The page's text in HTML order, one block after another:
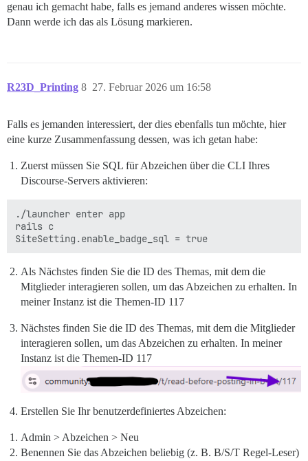
genau ich gemacht habe, falls es jemand anderes wissen möchte.
Dann werde ich das als Lösung markieren.
R23D_Printing 27. Februar 2026 um 16:58
8
Falls es jemanden interessiert, der dies ebenfalls tun möchte, hier
eine kurze Zusammenfassung dessen, was ich getan habe:
Zuerst müssen Sie SQL für Abzeichen über die CLI Ihres
Discourse-Servers aktivieren:
./launcher enter app
rails c
Als Nächstes finden Sie die ID des Themas, mit dem die
Mitglieder interagieren sollen, um das Abzeichen zu erhalten. In
meiner Instanz ist die Themen-ID 117
Nächstes finden Sie die ID des Themas, mit dem die Mitglieder
interagieren sollen, um das Abzeichen zu erhalten. In meiner
Instanz ist die Themen-ID 117
Erstellen Sie Ihr benutzerdefiniertes Abzeichen:
Admin > Abzeichen > Neu
Benennen Sie das Abzeichen beliebig (z. B. B/S/T Regel-Leser)